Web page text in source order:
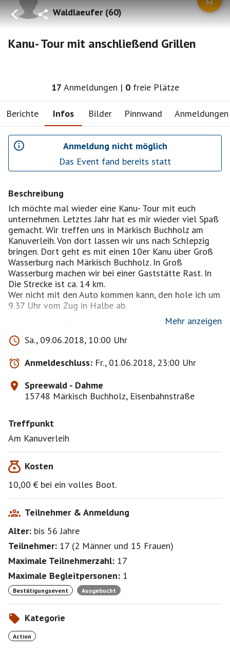
Waldlaeufer(60)
Kanu- Tour mit anschließend Grillen
17 Anmeldungen | 0 freie Plätze
Berichte Infos Bilder Pinnwand Anmeldungen
Anmeldung nicht möglich
Das Event fand bereits statt
Beschreibung
Ich möchte mal wieder eine Kanu- Tour mit euch
unternehmen. Letztes Jahr hat es mir wieder viel Spaß
gemacht. Wir treffen uns in Märkisch Buchholz am
Kanuverleih. Von dort lassen wir uns nach Schlepzig
bringen. Dort geht es mit einen 10er Kanu über Groß
Wasserburg nach Märkisch Buchholz. In Groß
Wasserburg machen wir bei einer Gaststätte Rast. In
Die Strecke ist ca. 14 km.
Wer nicht mit den Auto kommen kann, den hole ich um
9.37 Uhr vom Zug in Halbe ab.
Nach der Kanu-Tour möchte ich mit euch bei mir zu
Hause grillen. Da bitte ich, das jeder für das Grillen
etwas mitbringt.
Bei einen großen Andrang, kann ich noch ein zweites
10er Kanu ordern.
02.04.2018 So, jetzt habe ich das zweite Kanu
kommen. Das Grillen wird bei mir zu Hause stattfinden
und ich werde eine Auswahl treffen, die dabei sein
Mehr anzeigen
Sa., 09.06.2018, 10:00 Uhr
Anmeldeschluss: Fr., 01.06.2018, 23:00 Uhr
Spreewald - Dahme
15748 Märkisch Buchholz, Eisenbahnstraße
Treffpunkt
Am Kanuverleih
Kosten
10,00 € bei ein volles Boot.
Teilnehmer & Anmeldung
Alter: bis 56Jahre
Teilnehmer: 17 (2 Männer und 15 Frauen)
Maximale Teilnehmerzahl: 17
Maximale Begleitpersonen: 1
Bestätigungsevent Ausgebucht
Kategorie
Action